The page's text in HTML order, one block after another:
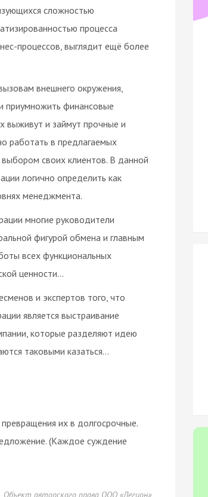
сложностью
процесса
процессов, выглядит ещё более
внешнего окружения,
приумножить финансовые
выживут и займут прочные и
работать в предлагаемых
выбором своих клиентов. В данной
логично определить как
менеджмента.
многие руководители
фигурой обмена и главным
всех функциональных
ценности...
и экспертов того, что
является выстраивание
которые разделяют идею
таковыми казаться...
их в долгосрочные.
(Каждое суждение
Объект авторского права ООО «Легион»